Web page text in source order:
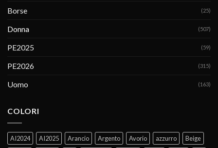
Borse (25)
Donna (507)
PE2025 (59)
PE2026 (315)
Uomo (163)
COLORI
AI2024 AI2025 Arancio Argento Avorio azzurro Beige